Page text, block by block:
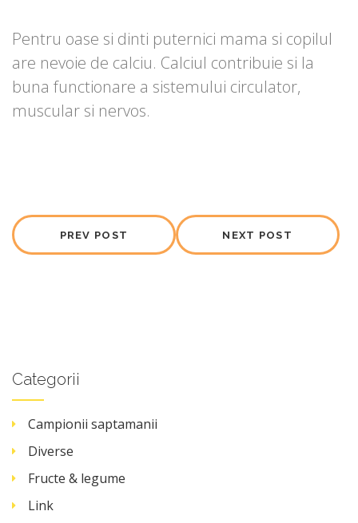
Pentru oase si dinti puternici mama si copilul
are nevoie de calciu. Calciul contribuie si la
buna functionare a sistemului circulator,
muscular si nervos.
PREV POST NEXT POST
Categorii
Campionii saptamanii
Diverse
Fructe & legume
Link